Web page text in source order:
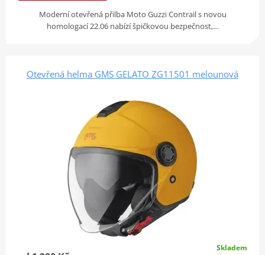
Moderní otevřená přilba Moto Guzzi Contrail s novou
homologací 22.06 nabízí špičkovou bezpečnost,…
Otevřená helma GMS GELATO ZG11501 melounová
Skladem